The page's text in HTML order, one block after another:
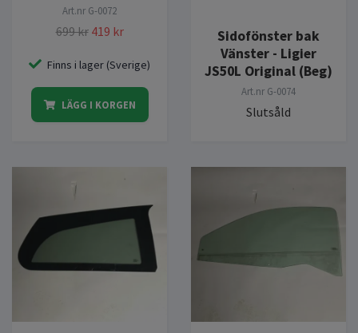
Art.nr G-0072
699 kr 419 kr
Finns i lager (Sverige)
LÄGG I KORGEN
Sidofönster bak
Vänster - Ligier
JS50L Original (Beg)
Art.nr G-0074
Slutsåld